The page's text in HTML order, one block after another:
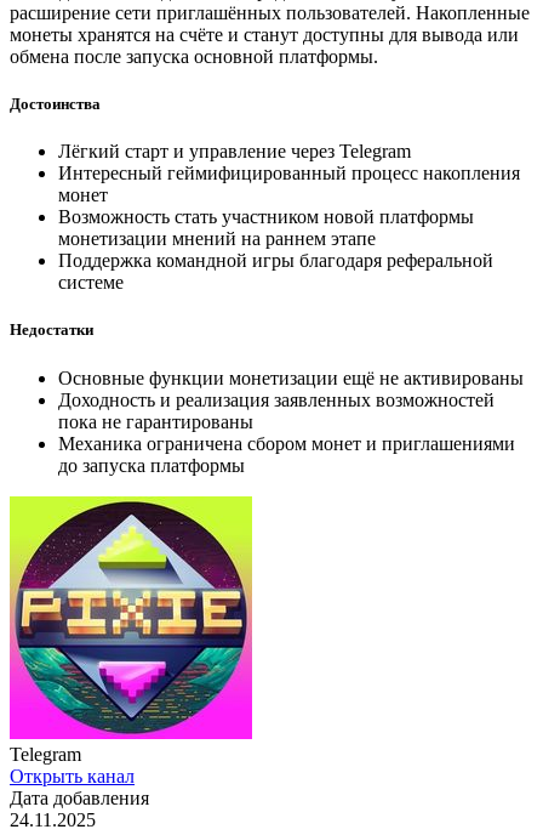
расширение сети приглашённых пользователей. Накопленные
монеты хранятся на счёте и станут доступны для вывода или
обмена после запуска основной платформы.
Достоинства
Лёгкий старт и управление через Telegram
Интересный геймифицированный процесс накопления
монет
Возможность стать участником новой платформы
монетизации мнений на раннем этапе
Поддержка командной игры благодаря реферальной
системе
Недостатки
Основные функции монетизации ещё не активированы
Доходность и реализация заявленных возможностей
пока не гарантированы
Механика ограничена сбором монет и приглашениями
до запуска платформы
Telegram
Открыть канал
Дата добавления
24.11.2025